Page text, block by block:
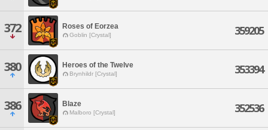
372 Roses of Eorzea
Goblin [Crystal] 359205
380 Heroes of the Twelve
Brynhildr [Crystal] 353394
386 Blaze
Malboro [Crystal] 352536